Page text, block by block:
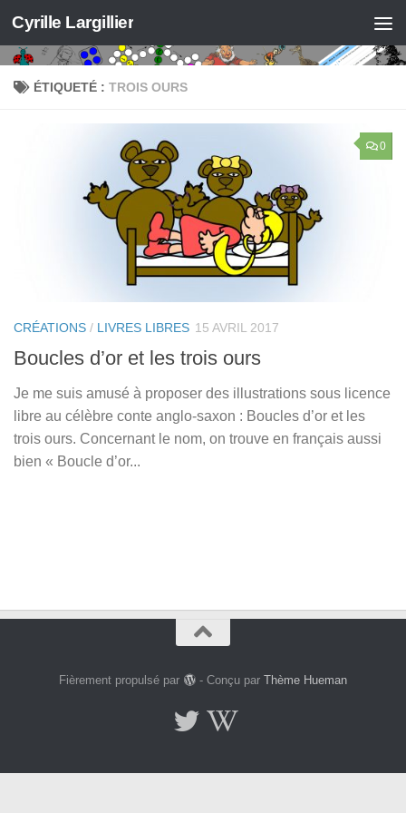
Skip to content
Cyrille Largillier
ÉTIQUETÉ : TROIS OURS
0
CRÉATIONS / LIVRES LIBRES 15 AVRIL 2017
Boucles d’or et les trois ours
Je me suis amusé à proposer des illustrations sous licence
libre au célèbre conte anglo-saxon : Boucles d’or et les
trois ours. Concernant le nom, on trouve en français aussi
bien « Boucle d’or...
Fièrement propulsé par - Conçu par Thème Hueman